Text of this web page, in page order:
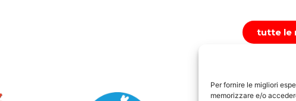
Per fornire le migliori
memorizzare e/o
tutte le